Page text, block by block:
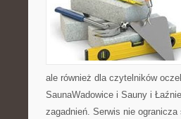
ale również dla czytelników
SaunaWadowice i Sauny i
zagadnień. Serwis nie